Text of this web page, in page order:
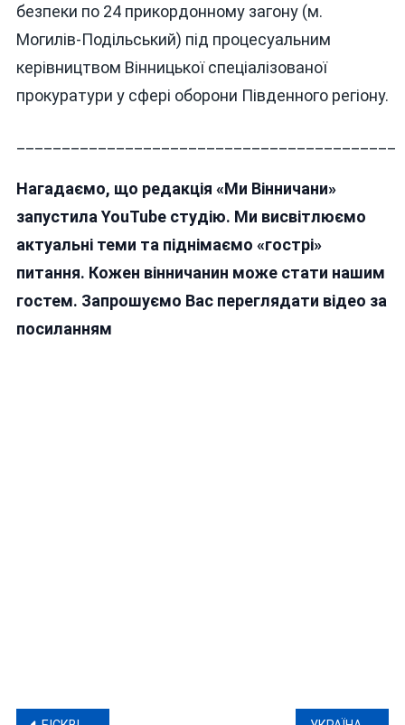
безпеки по 24 прикордонному загону (м.
Могилів-Подільський) під процесуальним
керівництвом Вінницької спеціалізованої
прокуратури у сфері оборони Південного регіону.
Нагадаємо, що редакція «Ми Вінничани»
запустила YouTube студію. Ми висвітлюємо
актуальні теми та піднімаємо «гострі»
питання. Кожен вінничанин може стати нашим
гостем. Запрошуємо Вас переглядати відео за
посиланням